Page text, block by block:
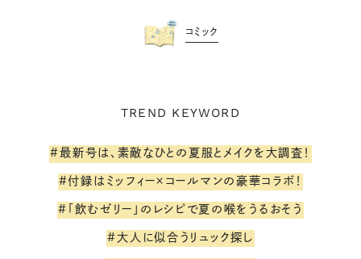
コミック
TREND KEYWORD
#最新号は、素敵なひとの夏服とメイクを大調査！
#付録はミッフィー×コールマンの豪華コラボ！
#「飲むゼリー」のレシピで夏の喉をうるおそう
#大人に似合うリュック探し